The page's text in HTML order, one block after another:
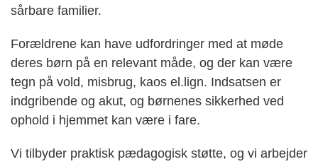
sårbare familier.
Forældrene kan have udfordringer med at møde
deres børn på en relevant måde, og der kan være
tegn på vold, misbrug, kaos el.lign. Indsatsen er
indgribende og akut, og børnenes sikkerhed ved
ophold i hjemmet kan være i fare.
Vi tilbyder praktisk pædagogisk støtte, og vi arbejder